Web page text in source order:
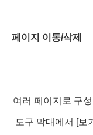
페이지 이동/삭제
여러 페이지로 구
도구 막대에서 [보